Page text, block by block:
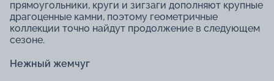
прямоугольники, круги и зигзаги дополняют крупные
драгоценные камни, поэтому геометричные
коллекции точно найдут продолжение в следующем
сезоне.
Нежный жемчуг